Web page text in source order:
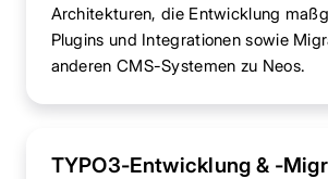
Architekturen, die Entwicklung
Plugins und Integrationen sowie
anderen CMS-Systemen zu Neos.
TYPO3-Entwicklung & -